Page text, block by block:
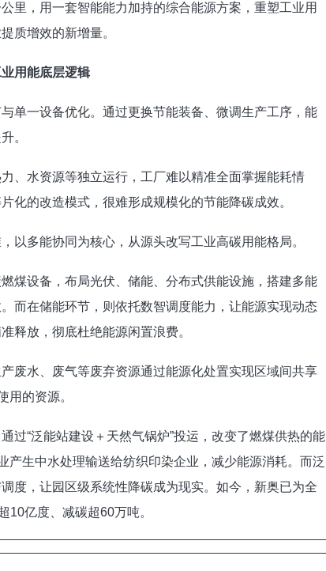
里，用一套智能能力加持的综合能源方案，重塑工业用
质增效的新增量。
用能底层逻辑
单一设备优化。通过更换节能装备、微调生产工序，能
。
、水资源等独立运行，工厂难以精准全面掌握能耗情
化的改造模式，很难形成规模化的节能降碳成效。
以多能协同为核心，从源头改写工业高碳用能格局。
煤设备，布局光伏、储能、分布式供能设施，搭建多能
而在储能环节，则依托数智调度能力，让能源实现动态
放，彻底杜绝能源闲置浪费。
废水、废气等废弃资源通过能源化处置实现区域间共享
用的资源。
过“泛能站建设＋天然气锅炉”投运，改变了燃煤供热的能
产生中水处理输送给纺织印染企业，减少能源消耗。而泛
度，让园区级系统性降碳成为现实。如今，新奥已为全
10亿度、减碳超60万吨。